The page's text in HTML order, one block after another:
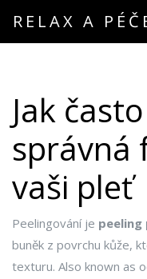
RELAX A
Jak
správná
vaši pleť
Peelingování je
buněk z povrchu kůže,
texturu. Also known as